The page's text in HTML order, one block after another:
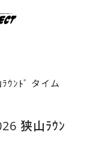
ｳﾝﾄﾞ タイム
狭山ﾗｳﾝ